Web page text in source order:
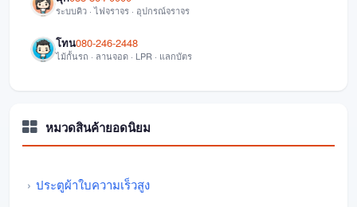
ระบบคิว · ไฟจราจร · อุปกรณ์จราจร
โทน080-246-2448
ไม้กั้นรถ · ลานจอด · LPR · แลกบัตร
หมวดสินค้ายอดนิยม
ประตูผ้าใบความเร็วสูง